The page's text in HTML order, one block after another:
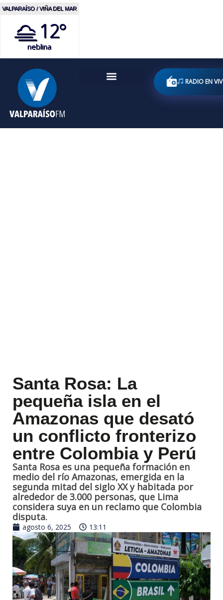
VALPARAÍSO / VIÑA DEL MAR
12°
neblina
RADIO EN
Santa Rosa: La
pequeña isla en el
Amazonas que desató
un conflicto fronterizo
entre Colombia y Perú
Santa Rosa es una pequeña formación en
medio del río Amazonas, emergida en la
segunda mitad del siglo XX y habitada por
alrededor de 3.000 personas, que Lima
considera suya en un reclamo que Colombia
disputa.
agosto 6, 2025 13:11